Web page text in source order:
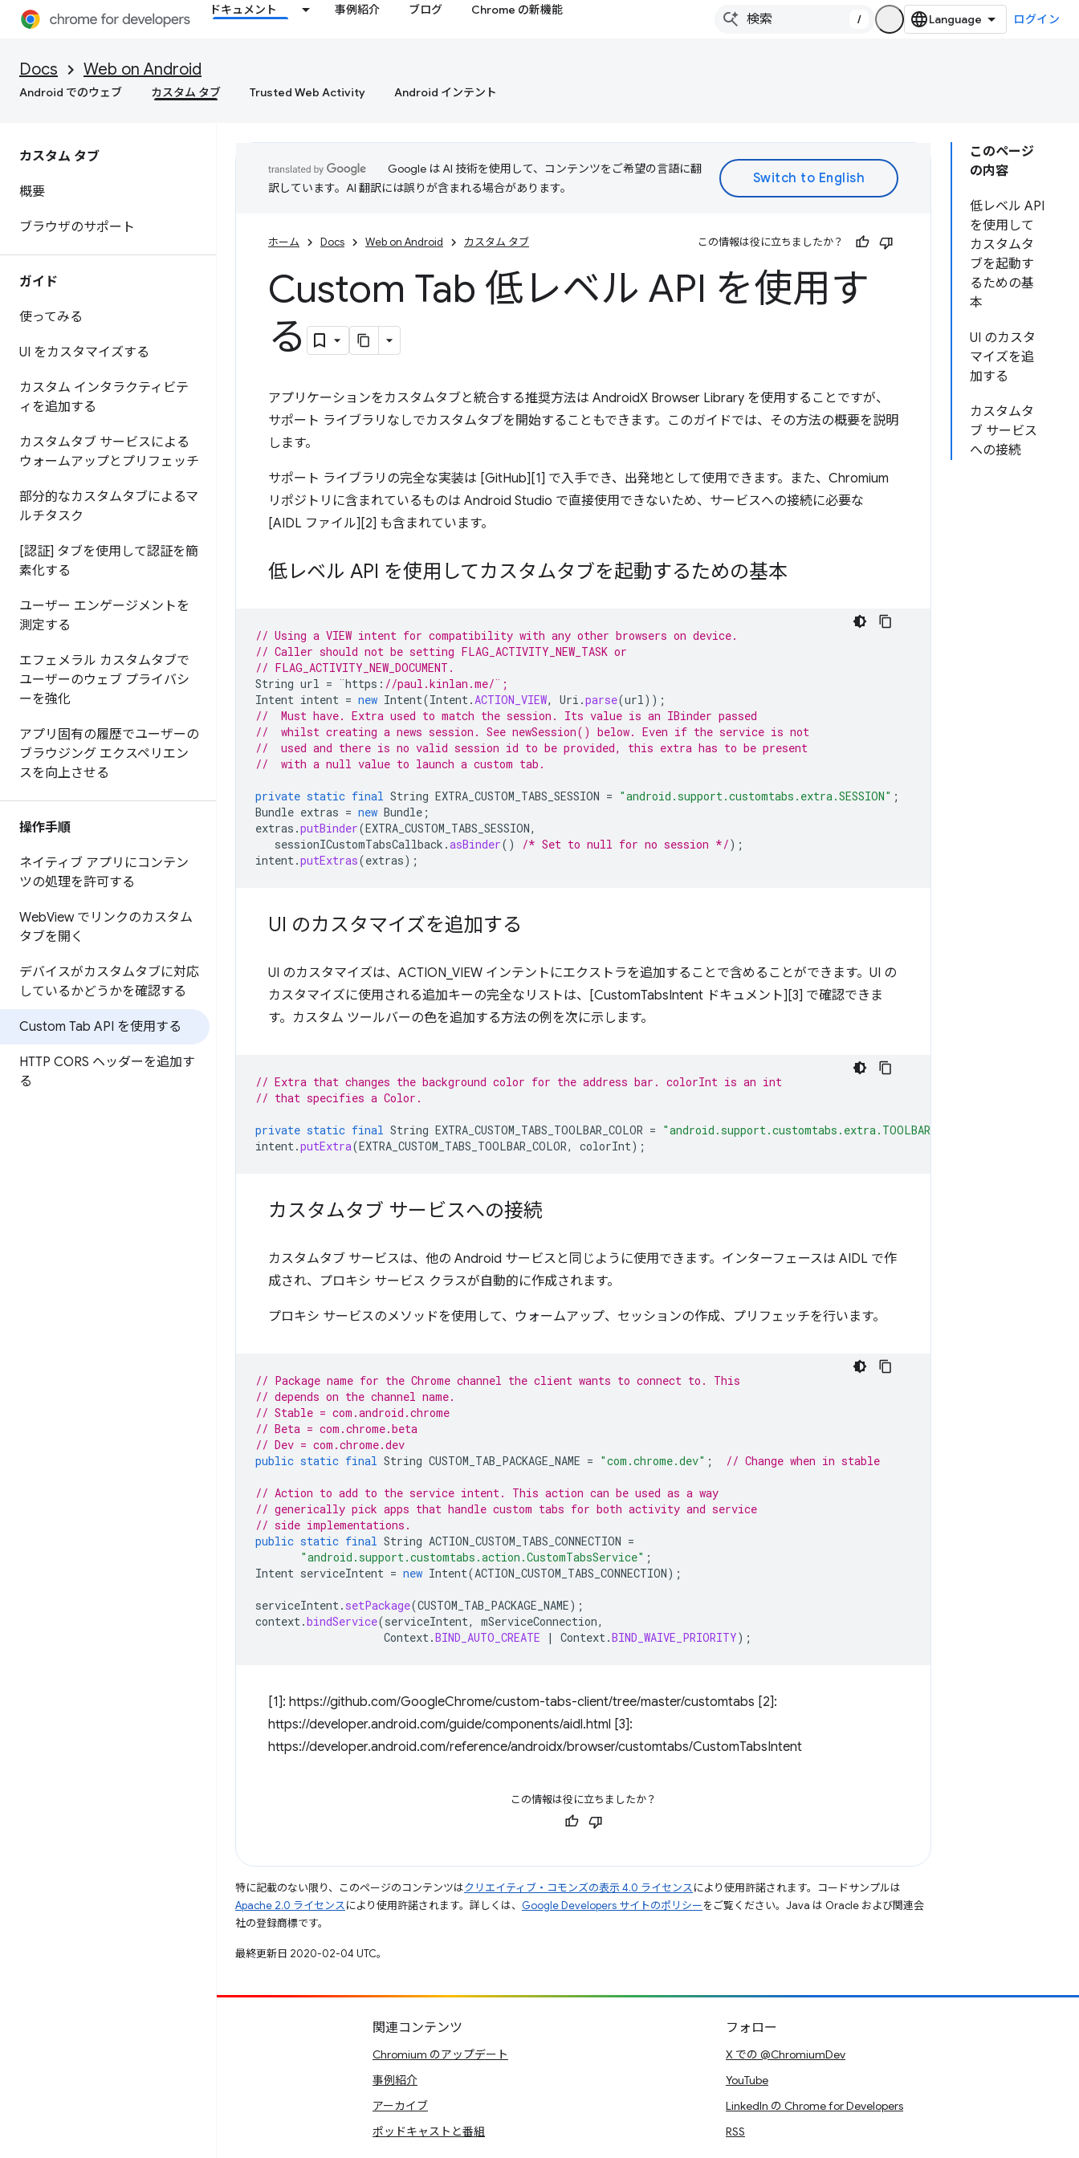
ドキュメント 事例紹介 ブログ Chrome の新機能
/ ログイン
Docs Web on Android
Android でのウェブ カスタム タブ Trusted Web Activity Android インテント
カスタム タブ
概要
ブラウザのサポート
ガイド
使ってみる
UI をカスタマイズする
カスタム インタラクティビテ
ィを追加する
カスタムタブ サービスによる
ウォームアップとプリフェッチ
部分的なカスタムタブによるマ
ルチタスク
[認証] タブを使用して認証を簡
素化する
ユーザー エンゲージメントを
測定する
エフェメラル カスタムタブで
ユーザーのウェブ プライバシ
ーを強化
アプリ固有の履歴でユーザーの
ブラウジング エクスペリエン
スを向上させる
操作手順
ネイティブ アプリにコンテン
ツの処理を許可する
WebView でリンクのカスタム
タブを開く
デバイスがカスタムタブに対応
しているかどうかを確認する
Custom Tab API を使用する
HTTP CORS ヘッダーを追加す
る
このページ
の内容
低レベル API
を使用して
カスタムタ
ブを起動す
るための基
本
UI のカスタ
マイズを追
加する
カスタムタ
ブ サービス
への接続
Google は AI 技術を使用して、コンテンツをご希望の言語に翻
訳しています。AI 翻訳には誤りが含まれる場合があります。
ホーム Docs Web on Android カスタム タブ この情報は役に立ちましたか？
Custom Tab 低レベル API を使用す
る
アプリケーションをカスタムタブと統合する推奨方法は AndroidX Browser Library を使用することですが、
サポート ライブラリなしでカスタムタブを開始することもできます。このガイドでは、その方法の概要を説明
します。
サポート ライブラリの完全な実装は [GitHub][1] で入手でき、出発地として使用できます。また、Chromium
リポジトリに含まれているものは Android Studio で直接使用できないため、サービスへの接続に必要な
[AIDL ファイル][2] も含まれています。
低レベル API を使用してカスタムタブを起動するための基本
// Using a VIEW intent for compatibility with any other browsers on device.
// Caller should not be setting FLAG_ACTIVITY_NEW_TASK or
// FLAG_ACTIVITY_NEW_DOCUMENT.
String url = ¨https : //paul.kinlan.me/¨;
Intent intent = new Intent(Intent.ACTION_VIEW, Uri .parse(url));
//  Must have. Extra used to match the session. Its value is an IBinder passed
//  whilst creating a news session. See newSession() below. Even if the service is not
//  used and there is no valid session id to be provided, this extra has to be present
//  with a null value to launch a custom tab.
private static final String EXTRA_CUSTOM_TABS_SESSION = "android.support.customtabs.extra.SESSION" ;
Bundle extras = new Bundle ;
extras .putBinder(EXTRA_CUSTOM_TABS_SESSION,
sessionICustomTabsCallback .asBinder() /* Set to null for no session */);
intent.putExtras(extras);
UI のカスタマイズを追加する
UI のカスタマイズは、ACTION_VIEW インテントにエクストラを追加することで含めることができます。UI の
カスタマイズに使用される追加キーの完全なリストは、[CustomTabsIntent ドキュメント][3] で確認できま
す。カスタム ツールバーの色を追加する方法の例を次に示します。
// Extra that changes the background color for the address bar. colorInt is an int
// that specifies a Color.
private static final String EXTRA_CUSTOM_TABS_TOOLBAR_COLOR = "android.support.customtabs.extra.TOOLBAR_COLOR"
intent.putExtra(EXTRA_CUSTOM_TABS_TOOLBAR_COLOR, colorInt);
カスタムタブ サービスへの接続
カスタムタブ サービスは、他の Android サービスと同じように使用できます。インターフェースは AIDL で作
成され、プロキシ サービス クラスが自動的に作成されます。
プロキシ サービスのメソッドを使用して、ウォームアップ、セッションの作成、プリフェッチを行います。
// Package name for the Chrome channel the client wants to connect to. This
// depends on the channel name.
// Stable = com.android.chrome
// Beta = com.chrome.beta
// Dev = com.chrome.dev
public static final String CUSTOM_TAB_PACKAGE_NAME = "com.chrome.dev" ; // Change when in stable
// Action to add to the service intent. This action can be used as a way
// generically pick apps that handle custom tabs for both activity and service
// side implementations.
public static final String ACTION_CUSTOM_TABS_CONNECTION =
"android.support.customtabs.action.CustomTabsService" ;
Intent serviceIntent = new Intent(ACTION_CUSTOM_TABS_CONNECTION);
serviceIntent. setPackage(CUSTOM_TAB_PACKAGE_NAME);
context.bindService(serviceIntent, mServiceConnection,
Context.BIND_AUTO_CREATE | Context.BIND_WAIVE_PRIORITY);
[1]: https://github.com/GoogleChrome/custom-tabs-client/tree/master/customtabs [2]:
https://developer.android.com/guide/components/aidl.html [3]:
https://developer.android.com/reference/androidx/browser/customtabs/CustomTabsIntent
この情報は役に立ちましたか？
特に記載のない限り、このページのコンテンツはクリエイティブ・コモンズの表示 4.0 ライセンスにより使用許諾されます。コードサンプルは
Apache 2.0 ライセンスにより使用許諾されます。詳しくは、 Google Developers サイトのポリシーをご覧ください。Java は Oracle および関連会
社の登録商標です。
最終更新日 2020-02-04 UTC。
関連コンテンツ
Chromium のアップデート
事例紹介
アーカイブ
ポッドキャストと番組
フォロー
X での @ChromiumDev
YouTube
LinkedIn の Chrome for Developers
RSS